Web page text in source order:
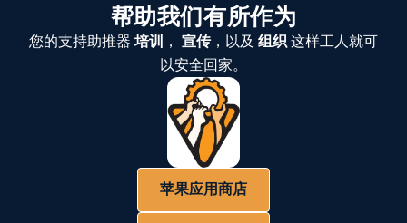
帮助我们有所作为
您的支持助推器 培训 ， 宣传，以及 组织这样工人就可
以安全回家。
苹果应用商店